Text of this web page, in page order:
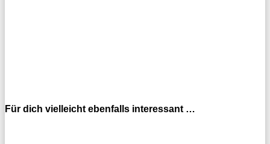
Für dich vielleicht ebenfalls interessant …